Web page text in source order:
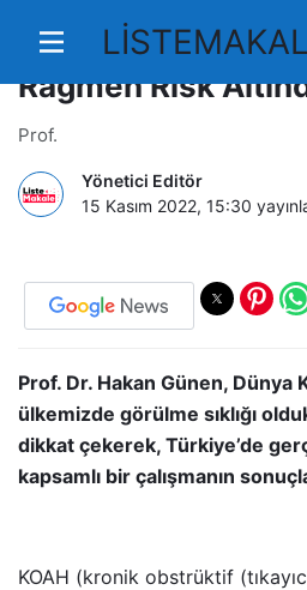
KOAH Hastaları
Rağmen Risk
Prof.
Yönetici Editör
15 Kasım 2022, 15:30
Prof. Dr. Hakan Günen, Dünya
ülkemizde görülme sıklığı
dikkat çekerek, Türkiye’de
kapsamlı bir çalışmanın
KOAH (kronik obstrüktif